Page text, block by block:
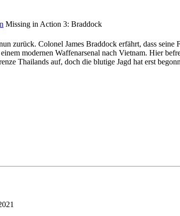
Missing in Action 3: Braddock
zurück. Colonel James Braddock erfährt, dass
modernen Waffenarsenal nach Vietnam. Hier
Thailands auf, doch die blutige Jagd hat erst